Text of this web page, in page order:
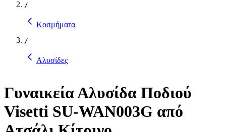
/
Κοσμήματα
/
Αλυσίδες
Γυναικεία Αλυσίδα Ποδιού
Visetti SU-WAN003G από